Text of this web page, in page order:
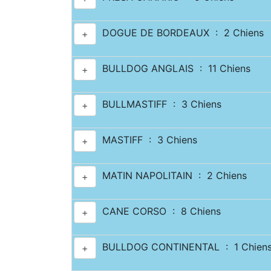
+ DOGUE DE BORDEAUX : 2 Chiens
+ BULLDOG ANGLAIS : 11 Chiens
+ BULLMASTIFF : 3 Chiens
+ MASTIFF : 3 Chiens
+ MATIN NAPOLITAIN : 2 Chiens
+ CANE CORSO : 8 Chiens
+ BULLDOG CONTINENTAL : 1